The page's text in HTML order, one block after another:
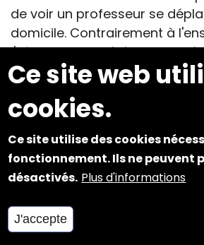
Ce site web
cookies.
Ce site utilise des cookies
fonctionnement. Ils ne peuvent
désactivés. Plus d'informations
J'accepte
de voir un professeur se
domicile. Contrairement à
l'hôpital, considéré parfois -
n'étant pas tout à fait un «
reconnu dans son statut.
mêmes difficultés à instaurer
un cadre pédagogiques
notamment que les parents,
soucieux du devenir scolaire
de la continuité de ses